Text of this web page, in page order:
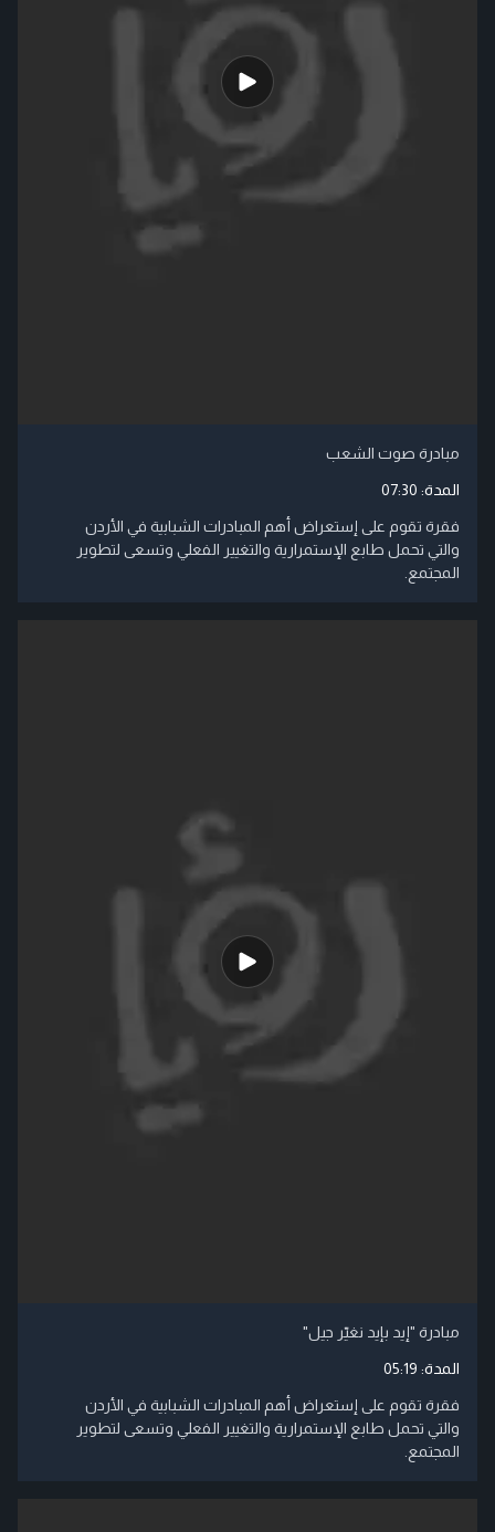
مبادرة صوت الشعب
المدة: 07:30
فقرة تقوم على إستعراض أهم المبادرات الشبابية في الأردن
والتي تحمل طابع الإستمرارية والتغيير الفعلي وتسعى لتطوير
المجتمع.
مبادرة "إيد بإيد نغيّر جيل"
المدة: 05:19
فقرة تقوم على إستعراض أهم المبادرات الشبابية في الأردن
والتي تحمل طابع الإستمرارية والتغيير الفعلي وتسعى لتطوير
المجتمع.